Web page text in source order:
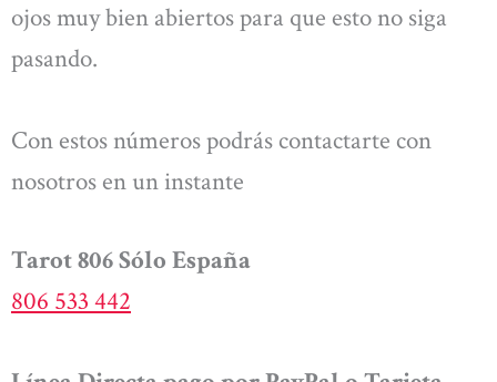
ojos muy bien abiertos para que esto no siga
pasando.
Con estos números podrás contactarte con
nosotros en un instante
Tarot 806 Sólo España
806 533 442